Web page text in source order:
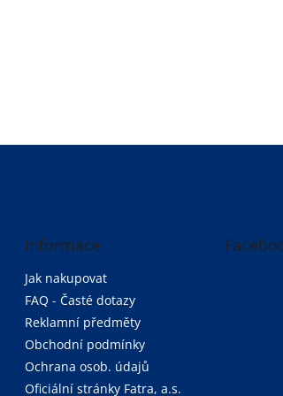
Informace
Jak nakupovat
FAQ - Časté dotazy
Reklamní předměty
Obchodní podmínky
Ochrana osob. údajů
Oficiální stránky Fatra, a.s.